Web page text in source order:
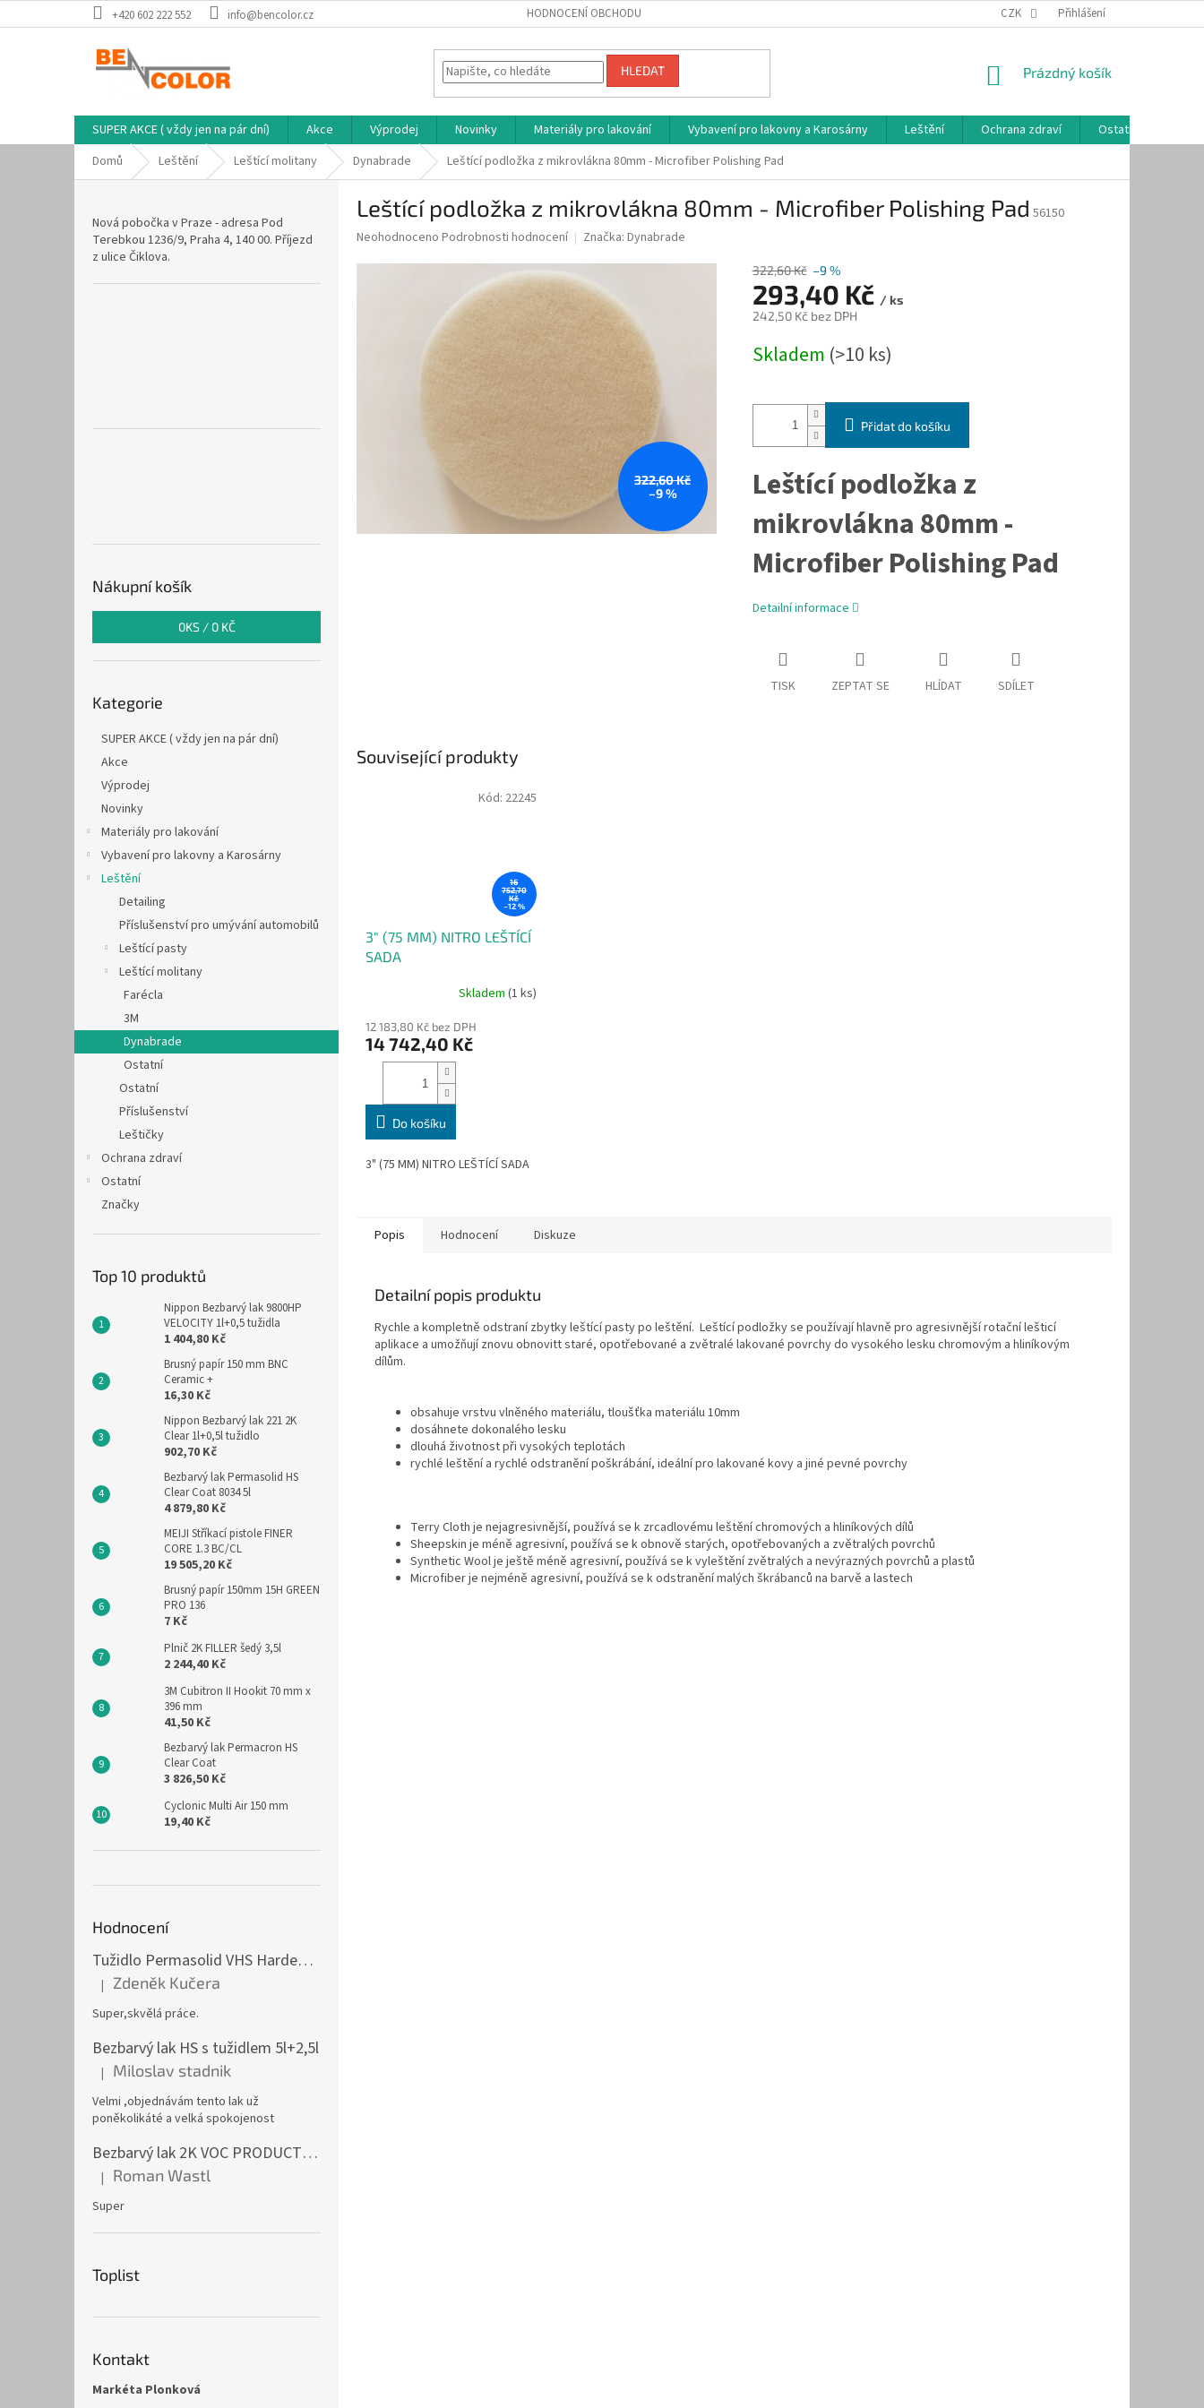
na
+420 602 222 552 info@bencolor.cz HODNOCENÍ OBCHODU CZK Přihlášení
HLEDAT
NÁKUPNÍ
Prázdný košík
SUPER AKCE ( vždy jen na pár dní) Akce Výprodej Novinky Materiály pro lakování Vybavení pro lakovny a Karosárny Leštění Ochrana zdraví Ostatní
Domů
Leštění Leštící molitany Dynabrade Leštící podložka z mikrovlákna 80mm - Microfiber Polishing Pad
Nová pobočka v Praze - adresa Pod
Terebkou 1236/9, Praha 4, 140 00. Příjezd
z ulice Čiklova.
Nákupní košík
0KS / 0 KČ
kategorie
Kategorie
SUPER AKCE ( vždy jen na pár dní)
Akce
Výprodej
Novinky
Materiály pro lakování
Vybavení pro lakovny a Karosárny
Leštění
Detailing
Příslušenství pro umývání automobilů
Leštící pasty
Leštící molitany
Farécla
3M
Dynabrade
Ostatní
Ostatní
Příslušenství
Leštičky
Ochrana zdraví
Ostatní
Značky
Top 10 produktů
Nippon Bezbarvý lak 9800HP
VELOCITY 1l+0,5 tužidla
1 404,80 Kč
Brusný papír 150 mm BNC
Ceramic +
16,30 Kč
Nippon Bezbarvý lak 221 2K
Clear 1l+0,5l tužidlo
902,70 Kč
Bezbarvý lak Permasolid HS
Clear Coat 8034 5l
4 879,80 Kč
MEIJI Stříkací pistole FINER
CORE 1.3 BC/CL
19 505,20 Kč
Brusný papír 150mm 15H GREEN
PRO 136
7 Kč
Plnič 2K FILLER šedý 3,5l
2 244,40 Kč
3M Cubitron II Hookit 70 mm x
396 mm
41,50 Kč
Bezbarvý lak Permacron HS
Clear Coat
3 826,50 Kč
Cyclonic Multi Air 150 mm
19,40 Kč
Hodnocení
Tužidlo Permasolid VHS Hardener Medium 1l střední
Hodnocení produktu je 5 z 5 hvězdiček.
| Zdeněk Kučera
Super,skvělá práce.
Bezbarvý lak HS s tužidlem 5l+2,5l
Hodnocení produktu je 5 z 5 hvězdiček.
| Miloslav stadnik
Velmi ,objednávám tento lak už
poněkolikáté a velká spokojenost
Bezbarvý lak 2K VOC PRODUCTIVE CLEAR 1l
Hodnocení produktu je 5 z 5 hvězdiček.
| Roman Wastl
Super
Toplist
Kontakt
Markéta Plonková
Leštící podložka z mikrovlákna 80mm - Microfiber Polishing Pad 56150
Průměrné
Neohodnoceno Podrobnosti hodnocení Značka: Dynabrade
322,60 Kč
–9 %
322,60 Kč –9 %
293,40 Kč / ks
242,50 Kč bez DPH
cena:
Skladem (>10 ks)
Přidat do košíku
Leštící podložka z
mikrovlákna 80mm -
Microfiber Polishing Pad
Detailní informace
TISK ZEPTAT SE HLÍDAT SDÍLET
Související produkty
16
752,70
Kč
–12 %
3" (75 MM) NITRO LEŠTÍCÍ
SADA
Skladem (1 ks)
12 183,80 Kč bez DPH
14 742,40 Kč
Do košíku
3" (75 MM) NITRO LEŠTÍCÍ SADA
Kód: 22245
Popis Hodnocení Diskuze
Detailní popis produktu
Rychle a kompletně odstraní zbytky leštící pasty po leštění. Leštící podložky se používají hlavně pro agresivnější rotační lešticí
aplikace a umožňují znovu obnovitt staré, opotřebované a zvětralé lakované povrchy do vysokého lesku chromovým a hliníkovým
dílům.
obsahuje vrstvu vlněného materiálu, tloušťka materiálu 10mm
dosáhnete dokonalého lesku
dlouhá životnost při vysokých teplotách
rychlé leštění a rychlé odstranění poškrábání, ideální pro lakované kovy a jiné pevné povrchy
Terry Cloth je nejagresivnější, používá se k zrcadlovému leštění chromových a hliníkových dílů
Sheepskin je méně agresivní, používá se k obnově starých, opotřebovaných a zvětralých povrchů
Synthetic Wool je ještě méně agresivní, používá se k vyleštění zvětralých a nevýrazných povrchů a plastů
Microfiber je nejméně agresivní, používá se k odstranění malých škrábanců na barvě a lastech